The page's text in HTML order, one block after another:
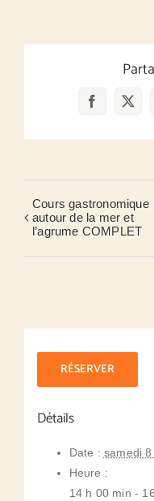
Facebook
X
Cours gastronomique
autour de la mer et
l’agrume COMPLET
RÉSERVER
Détails
Date : samedi
Heure :
14 h 00 min -